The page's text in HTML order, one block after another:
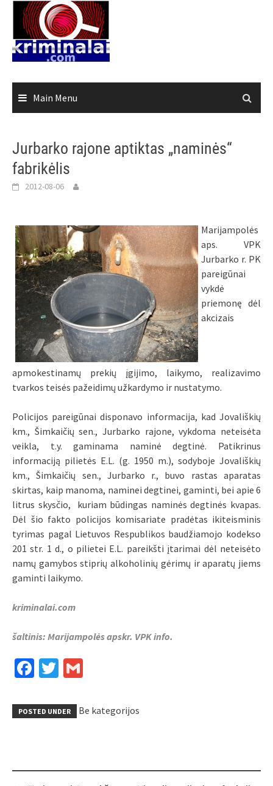
content
Main Menu
Jurbarko rajone aptiktas „naminės“
fabrikėlis
2012-08-06
Marijampolės
aps. VPK
Jurbarko r. PK
pareigūnai
vykdė
priemonę dėl
akcizais
apmokestinamų prekių įgijimo, laikymo, realizavimo
tvarkos teisės pažeidimų užkardymo ir nustatymo.
Policijos pareigūnai disponavo informacija, kad Jovališkių
km., Šimkaičių sen., Jurbarko rajone, vykdoma neteisėta
veikla, t.y. gaminama naminė degtinė. Patikrinus
informaciją pilietės E.L. (g. 1950 m.), sodyboje Jovališkių
km., Šimkaičių sen., Jurbarko r., buvo rastas aparatas
skirtas, kaip manoma, naminei degtinei, gaminti, bei apie 6
litrus skysčio, kuriam būdingas naminės degtinės kvapas.
Dėl šio fakto policijos komisariate pradėtas ikiteisminis
tyrimas pagal Lietuvos Respublikos baudžiamojo kodekso
201 str. 1 d., o pilietei E.L. pareikšti įtarimai dėl neteisėto
namų gamybos stiprių alkoholinių gėrimų ir aparatų jiems
gaminti laikymo.
kriminalai.com
šaltinis: Marijampolės apskr. VPK info.
Facebook
Twitter
POSTED UNDER Be kategorijos